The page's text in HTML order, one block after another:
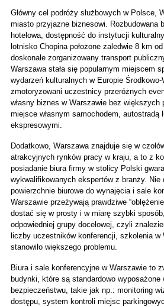
Główny cel podróży służbowych w Polsce,
miasto przyjazne biznesowi. Rozbudowana
hotelowa, dostępność do instytucji
lotnisko Chopina położone zaledwie 8 km
doskonale zorganizowany transport
Warszawa stała się popularnym miejscem
wydarzeń kulturalnych w Europie
zmotoryzowani uczestnicy przeróżnych
własny biznes w Warszawie bez większych
miejsce własnym samochodem, autostradą
ekspresowymi.
Dodatkowo, Warszawa znajduje się w
atrakcyjnych rynków pracy w kraju, a to z
posiadanie biura firmy w stolicy Polski
wykwalifikowanych ekspertów z branży.
powierzchnie biurowe do wynajęcia i sale
Warszawie przeżywają prawdziwe
dostać się w prosty i w miarę szybki
odpowiedniej grupy docelowej, czyli
liczby uczestników konferencji, szkolenia w
stanowiło większego problemu.
Biura i sale konferencyjne w Warszawie to
budynki, które są standardowo
bezpieczeństwu, takie jak np.: monitoring
dostępu, system kontroli miejsc